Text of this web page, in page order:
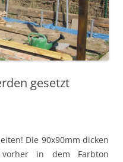
gesetzt
Die 90x90mm dicken
in dem Farbton